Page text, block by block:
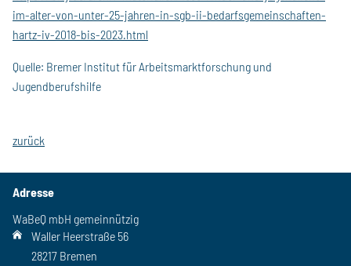
im-alter-von-unter-25-jahren-in-sgb-ii-bedarfsgemeinschaften-
hartz-iv-2018-bis-2023.html
Quelle: Bremer Institut für Arbeitsmarktforschung und
Jugendberufshilfe
zurück
Adresse
WaBeQ mbH gemeinnützig
Waller Heerstraße 56
28217 Bremen